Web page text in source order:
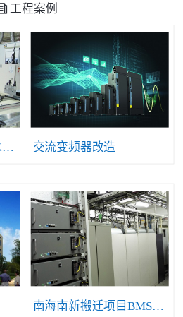
工程案例
盐城市新水源地及引水工程自控仪表及安防等系统项目 交流变频器改造
南海南新搬迁项目BMS系统工程